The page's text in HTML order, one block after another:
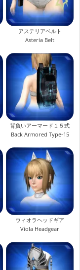
アステリアベルト
Asteria Belt
背負いアーマード１５式
Back Armored Type-15
ウィオラヘッドギア
Viola Headgear